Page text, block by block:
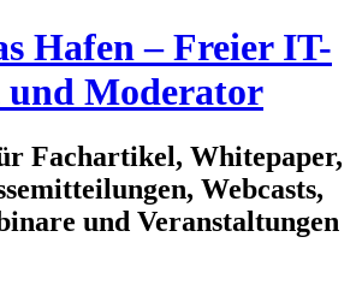
Hafen – Freier IT-
Moderator
Fachartikel, Whitepaper,
Webcasts,
und Veranstaltungen